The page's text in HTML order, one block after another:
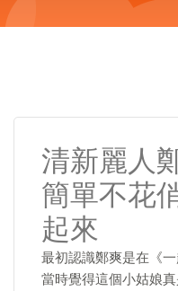
清新麗人
簡單不花
起來
最初認識鄭爽是在《
當時覺得這個小姑娘真